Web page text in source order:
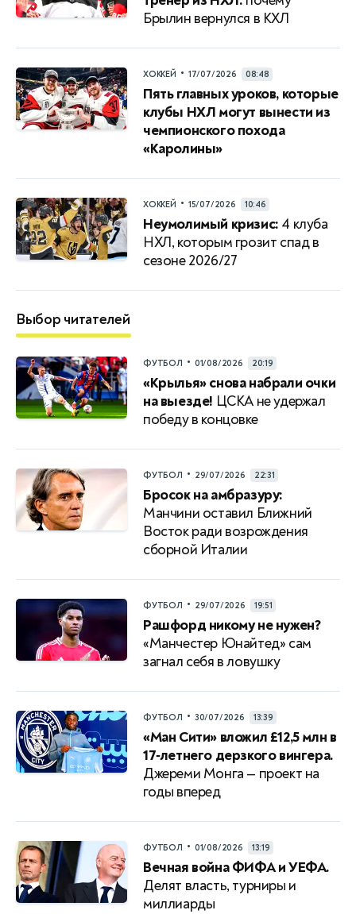
Брылин вернулся в КХЛ
ХОККЕЙ • 17/07/2026 08:48
Пять главных уроков, которые
клубы НХЛ могут вынести из
чемпионского похода
«Каролины»
ХОККЕЙ • 15/07/2026 10:46
Неумолимый кризис: 4 клуба
НХЛ, которым грозит спад в
сезоне 2026/27
Выбор читателей
ФУТБОЛ • 01/08/2026 20:19
«Крылья» снова набрали очки
на выезде! ЦСКА не удержал
победу в концовке
ФУТБОЛ • 29/07/2026 22:31
Бросок на амбразуру:
Манчини оставил Ближний
Восток ради возрождения
сборной Италии
ФУТБОЛ • 29/07/2026 19:51
Рашфорд никому не нужен?
«Манчестер Юнайтед» сам
загнал себя в ловушку
ФУТБОЛ • 30/07/2026 13:39
«Ман Сити» вложил £12,5 млн в
17‑летнего дерзкого вингера.
Джереми Монга — проект на
годы вперед
ФУТБОЛ • 01/08/2026 13:19
Вечная война ФИФА и УЕФА.
Делят власть, турниры и
миллиарды